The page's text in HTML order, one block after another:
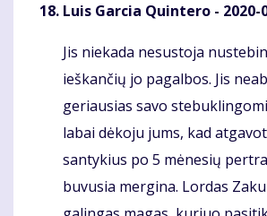
Luis Garcia Quintero - 2020-
Komentaras
Jis niekada nesustoja
ieškančių jo pagalbos. Jis
geriausias savo
labai dėkoju jums, kad
santykius po 5 mėnesių
buvusia mergina. Lordas